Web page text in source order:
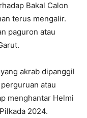
Bakal Calon
terus mengalir.
paguron atau
akrab dipanggil
atau
menghantar Helmi
2024.